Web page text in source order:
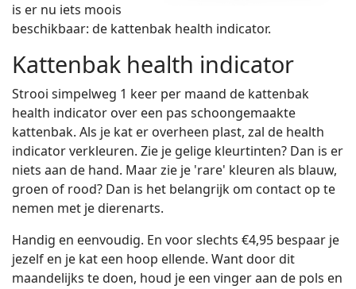
is er nu iets moois
beschikbaar: de kattenbak health indicator.
Kattenbak health indicator
Strooi simpelweg 1 keer per maand de kattenbak
health indicator over een pas schoongemaakte
kattenbak. Als je kat er overheen plast, zal de health
indicator verkleuren. Zie je gelige kleurtinten? Dan is er
niets aan de hand. Maar zie je 'rare' kleuren als blauw,
groen of rood? Dan is het belangrijk om contact op te
nemen met je dierenarts.
Handig en eenvoudig. En voor slechts €4,95 bespaar je
jezelf en je kat een hoop ellende. Want door dit
maandelijks te doen, houd je een vinger aan de pols en